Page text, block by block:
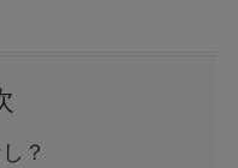
？